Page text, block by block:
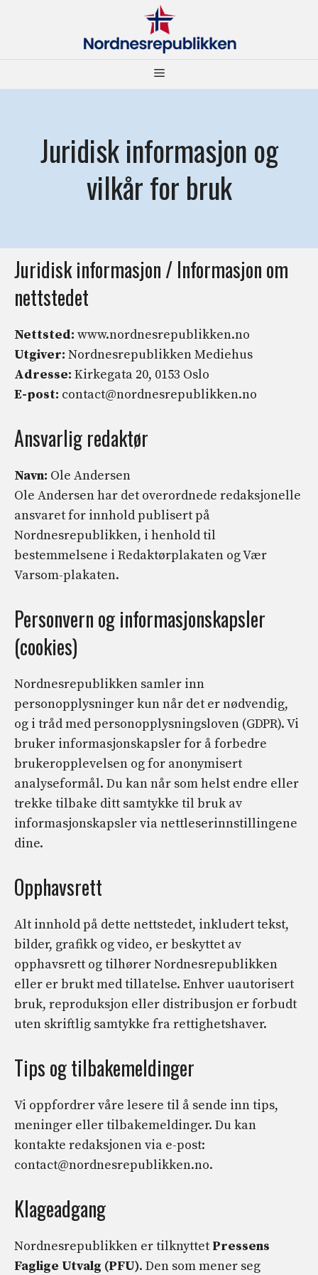
Meny
Juridisk informasjon og
vilkår for bruk
Juridisk informasjon / Informasjon om
nettstedet
Nettsted: www.nordnesrepublikken.no
Utgiver: Nordnesrepublikken Mediehus
Adresse: Kirkegata 20, 0153 Oslo
E-post: contact@nordnesrepublikken.no
Ansvarlig redaktør
Navn: Ole Andersen
Ole Andersen har det overordnede redaksjonelle
ansvaret for innhold publisert på
Nordnesrepublikken, i henhold til
bestemmelsene i Redaktørplakaten og Vær
Varsom-plakaten.
Personvern og informasjonskapsler
(cookies)
Nordnesrepublikken samler inn
personopplysninger kun når det er nødvendig,
og i tråd med personopplysningsloven (GDPR). Vi
bruker informasjonskapsler for å forbedre
brukeropplevelsen og for anonymisert
analyseformål. Du kan når som helst endre eller
trekke tilbake ditt samtykke til bruk av
informasjonskapsler via nettleserinnstillingene
dine.
Opphavsrett
Alt innhold på dette nettstedet, inkludert tekst,
bilder, grafikk og video, er beskyttet av
opphavsrett og tilhører Nordnesrepublikken
eller er brukt med tillatelse. Enhver uautorisert
bruk, reproduksjon eller distribusjon er forbudt
uten skriftlig samtykke fra rettighetshaver.
Tips og tilbakemeldinger
Vi oppfordrer våre lesere til å sende inn tips,
meninger eller tilbakemeldinger. Du kan
kontakte redaksjonen via e-post:
contact@nordnesrepublikken.no.
Klageadgang
Nordnesrepublikken er tilknyttet Pressens
Faglige Utvalg (PFU). Den som mener seg